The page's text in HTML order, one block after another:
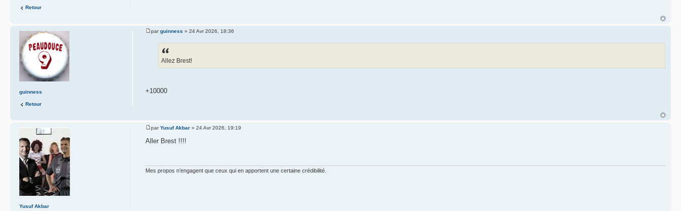
Retour
parguinness » 24 Avr 2026, 18:36
Allez Brest!
+10000
guinness
Retour
parYusuf Akbar» 24 Avr 2026, 19:19
Aller Brest !!!!
Mes propos n’engagent que ceux qui en apportent une certaine crédibilité.
Yusuf Akbar